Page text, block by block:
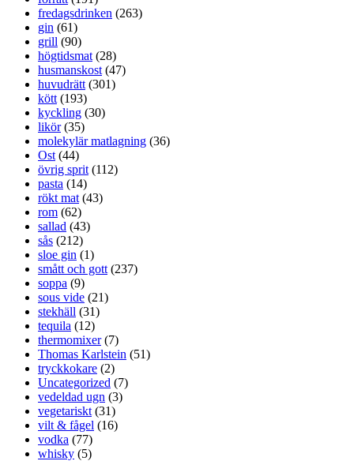
fredagsdrinken (263)
gin (61)
grill (90)
högtidsmat (28)
husmanskost (47)
huvudrätt (301)
kött (193)
kyckling (30)
likör(35)
molekylär matlagning (36)
Ost (44)
övrig sprit (112)
pasta (14)
rökt mat (43)
rom (62)
sallad (43)
sås (212)
sloe gin (1)
smått och gott (237)
soppa (9)
sous vide (21)
stekhäll (31)
tequila (12)
thermomixer(7)
Thomas Karlstein (51)
tryckkokare (2)
Uncategorized (7)
vedeldad ugn (3)
vegetariskt (31)
vilt & fågel (16)
vodka (77)
whisky (5)